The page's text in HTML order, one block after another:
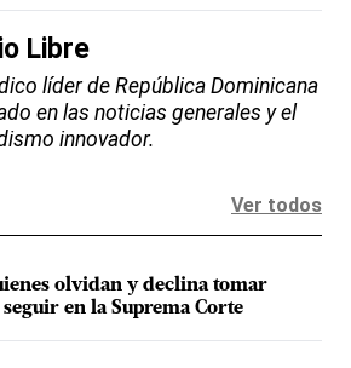
Libre
líder de República Dominicana
en las noticias generales y el
innovador.
Ver todos
olvidan y declina tomar
en la Suprema Corte